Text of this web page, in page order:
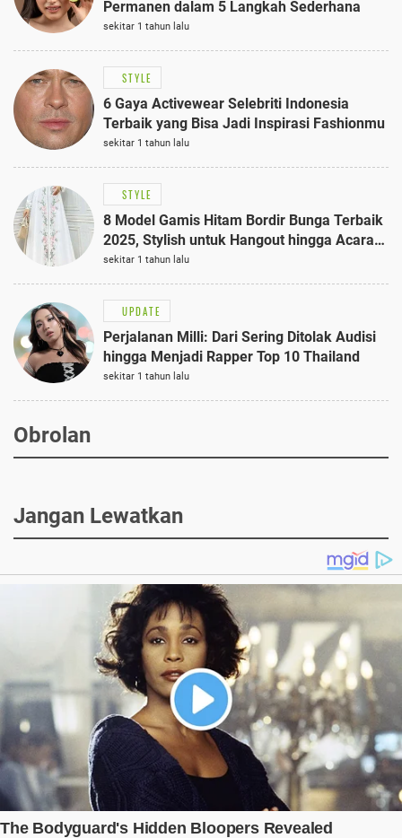
Permanen dalam 5 Langkah Sederhana
sekitar 1 tahun lalu
STYLE
6 Gaya Activewear Selebriti Indonesia
Terbaik yang Bisa Jadi Inspirasi Fashionmu
sekitar 1 tahun lalu
STYLE
8 Model Gamis Hitam Bordir Bunga Terbaik
2025, Stylish untuk Hangout hingga Acara
Semi-Formal
sekitar 1 tahun lalu
UPDATE
Perjalanan Milli: Dari Sering Ditolak Audisi
hingga Menjadi Rapper Top 10 Thailand
sekitar 1 tahun lalu
Obrolan
Jangan Lewatkan